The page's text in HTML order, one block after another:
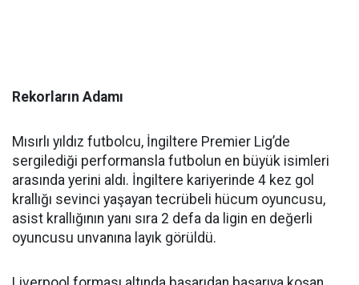
Rekorların Adamı
Mısırlı yıldız futbolcu, İngiltere Premier Lig’de
sergilediği performansla futbolun en büyük isimleri
arasında yerini aldı. İngiltere kariyerinde 4 kez gol
krallığı sevinci yaşayan tecrübeli hücum oyuncusu,
asist krallığının yanı sıra 2 defa da ligin en değerli
oyuncusu unvanına layık görüldü.